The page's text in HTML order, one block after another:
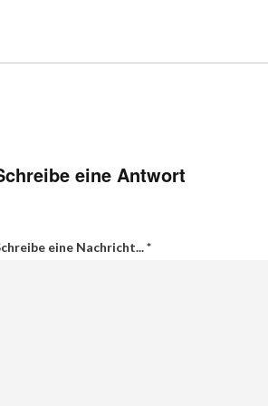
eine Antwort
eine Nachricht...*